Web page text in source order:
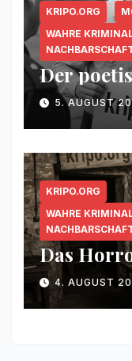
KRIPO.ORG
WAHRE
Der
5. AUGUST
KRIPO.ORG
WAHRE
Das
4. AUGUST